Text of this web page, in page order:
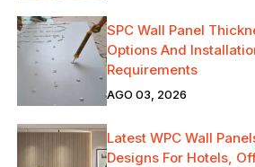
SPC Wall Panel
Options And
Requirements
AGO 03, 2026
Latest WPC Wall
Designs For Hotels,